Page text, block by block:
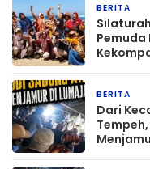
BERITA
Pemuda
BERITA
‎Dari